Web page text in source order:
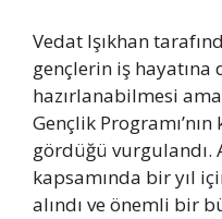
Vedat Işıkhan
gençlerin iş hayatına
hazırlanabilmesi
Gençlik
gördüğü vurgulandı.
kapsamında bir yıl
alındı ve önemli bir